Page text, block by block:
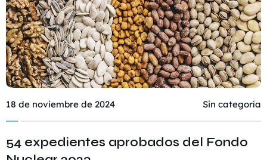
18 de noviembre de 2024 Sin categoría
54 expedientes aprobados del Fondo